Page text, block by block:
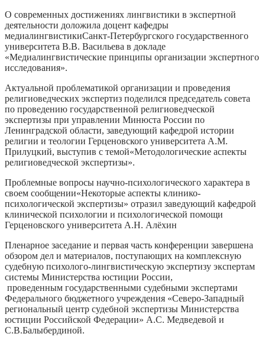
О современных достижениях лингвистики в экспертной
деятельности доложила доцент кафедры
медиалингвистикиСанкт-Петербургского государственного
университета В.В. Васильева в докладе
«Медиалингвистические принципы организации экспертного
исследования».
Актуальной проблематикой организации и проведения
религиоведческих экспертиз поделился председатель совета
по проведению государственной религиоведческой
экспертизы при управлении Минюста России по
Ленинградской области, заведующий кафедрой истории
религии и теологии Герценовского университета А.М.
Прилуцкий, выступив с темой«Методологические аспекты
религиоведческой экспертизы».
Проблемные вопросы научно-психологического характера в
своем сообщении«Некоторые аспекты клинико-
психологической экспертизы» отразил заведующий кафедрой
клинической психологии и психологической помощи
Герценовского университета А.Н. Алёхин
Пленарное заседание и первая часть конференции завершена
обзором дел и материалов, поступающих на комплексную
судебную психолого-лингвистическую экспертизу экспертам
системы Министерства юстиции России,
проведенным государственными судебными экспертами
Федерального бюджетного учреждения «Северо-Западный
региональный центр судебной экспертизы Министерства
юстиции Российской Федерации» А.С. Медведевой и
С.В.Балыбердиной.